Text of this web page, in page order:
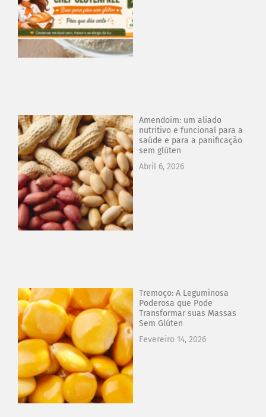
Amendoim: um aliado
nutritivo e funcional para a
saúde e para a panificação
sem glúten
Abril 6, 2026
Tremoço: A Leguminosa
Poderosa que Pode
Transformar suas Massas
Sem Glúten
Fevereiro 14, 2026